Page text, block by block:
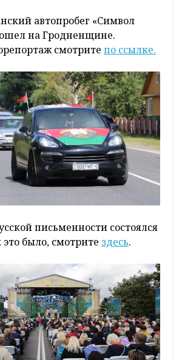
автопробег «Символ
на Гродненщине.
смотрите по ссылке.
письменности состоялся
было, смотрите здесь.